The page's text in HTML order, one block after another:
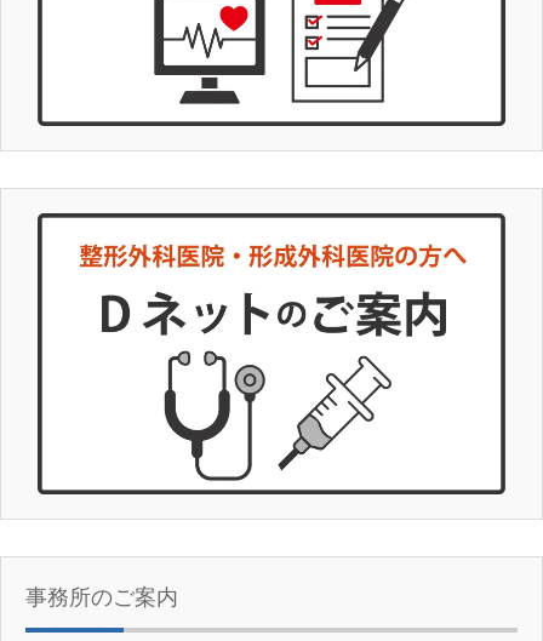
事務所のご案内